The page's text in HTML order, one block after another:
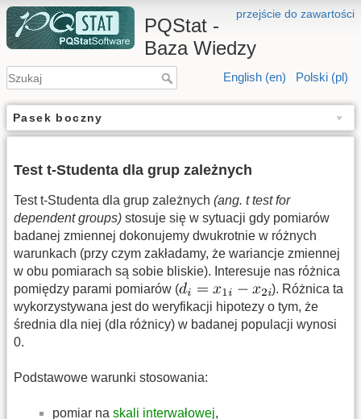
przejście do zawartości
PQStat -
Baza Wiedzy
English (en) Polski (pl)
Pasek boczny
Test t-Studenta dla grup zależnych
Test t-Studenta dla grup zależnych (ang. t test for
dependent groups) stosuje się w sytuacji gdy pomiarów
badanej zmiennej dokonujemy dwukrotnie w różnych
warunkach (przy czym zakładamy, że wariancje zmiennej
w obu pomiarach są sobie bliskie). Interesuje nas różnica
pomiędzy parami pomiarów (
). Różnica ta
wykorzystywana jest do weryfikacji hipotezy o tym, że
średnia dla niej (dla różnicy) w badanej populacji wynosi
0.
Podstawowe warunki stosowania:
pomiar na skali interwałowej,